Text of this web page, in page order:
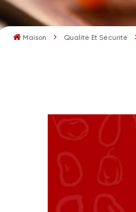
Maison Qualité Et Sécurité